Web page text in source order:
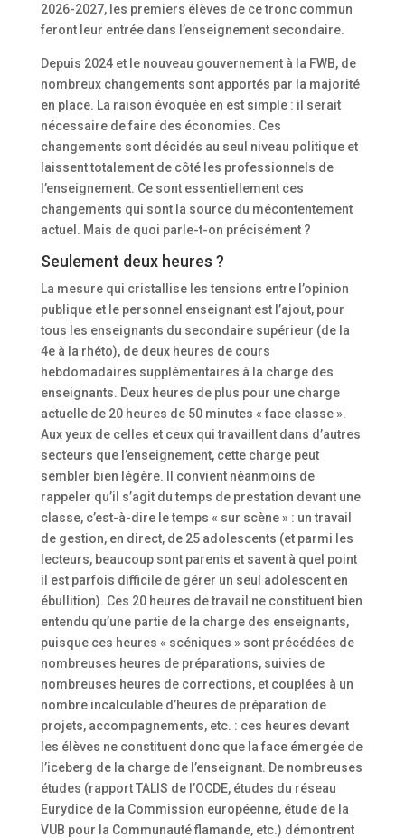
2026-2027, les premiers élèves de ce tronc commun
feront leur entrée dans l’enseignement secondaire.
Depuis 2024 et le nouveau gouvernement à la FWB, de
nombreux changements sont apportés par la majorité
en place. La raison évoquée en est simple : il serait
nécessaire de faire des économies. Ces
changements sont décidés au seul niveau politique et
laissent totalement de côté les professionnels de
l’enseignement. Ce sont essentiellement ces
changements qui sont la source du mécontentement
actuel. Mais de quoi parle-t-on précisément ?
Seulement deux heures ?
La mesure qui cristallise les tensions entre l’opinion
publique et le personnel enseignant est l’ajout, pour
tous les enseignants du secondaire supérieur (de la
4e à la rhéto), de deux heures de cours
hebdomadaires supplémentaires à la charge des
enseignants. Deux heures de plus pour une charge
actuelle de 20 heures de 50 minutes « face classe ».
Aux yeux de celles et ceux qui travaillent dans d’autres
secteurs que l’enseignement, cette charge peut
sembler bien légère. Il convient néanmoins de
rappeler qu’il s’agit du temps de prestation devant une
classe, c’est-à-dire le temps « sur scène » : un travail
de gestion, en direct, de 25 adolescents (et parmi les
lecteurs, beaucoup sont parents et savent à quel point
il est parfois difficile de gérer un seul adolescent en
ébullition). Ces 20 heures de travail ne constituent bien
entendu qu’une partie de la charge des enseignants,
puisque ces heures « scéniques » sont précédées de
nombreuses heures de préparations, suivies de
nombreuses heures de corrections, et couplées à un
nombre incalculable d’heures de préparation de
projets, accompagnements, etc. : ces heures devant
les élèves ne constituent donc que la face émergée de
l’iceberg de la charge de l’enseignant. De nombreuses
études (rapport TALIS de l’OCDE, études du réseau
Eurydice de la Commission européenne, étude de la
VUB pour la Communauté flamande, etc.) démontrent